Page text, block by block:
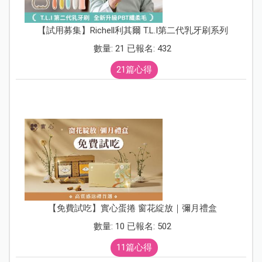
【試用募集】Richell利其爾 T.L.I第二代乳牙刷系列
數量: 21 已報名: 432
21篇心得
【免費試吃】實心蛋捲 窗花綻放｜彌月禮盒
數量: 10 已報名: 502
11篇心得